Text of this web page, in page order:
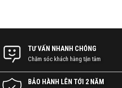
TƯ VẤN NHANH CHÓNG
Chăm sóc khách hàng tận tâm
BẢO HÀNH LÊN TỚI 2 NĂM